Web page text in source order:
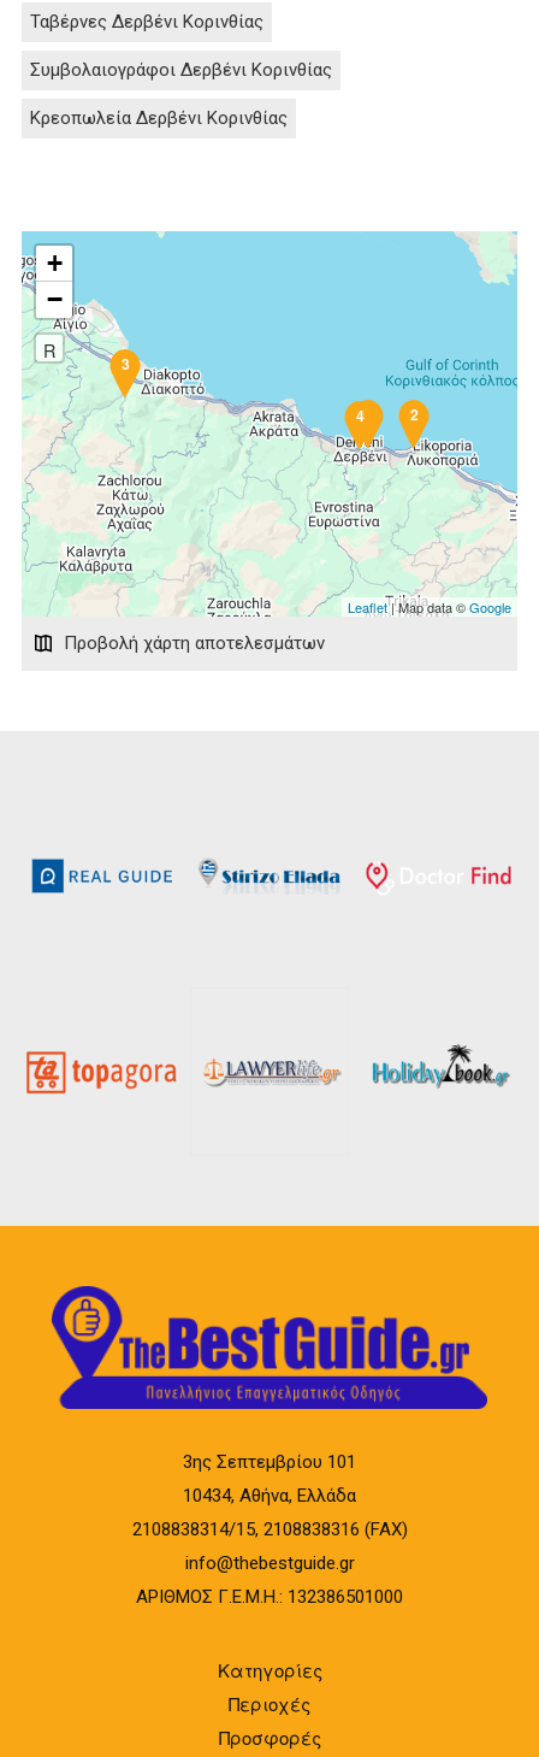
Ταβέρνες Δερβένι Κορινθίας
Συμβολαιογράφοι Δερβένι Κορινθίας
Κρεοπωλεία Δερβένι Κορινθίας
1 2
3
4
+
−
R
Leaflet| Map data ©Google
Προβολή χάρτη αποτελεσμάτων
3ης Σεπτεμβρίου 101
10434, Αθήνα, Ελλάδα
2108838314/15, 2108838316 (FAX)
info@thebestguide.gr
ΑΡΙΘΜΟΣ Γ.Ε.Μ.Η.: 132386501000
Κατηγορίες
Περιοχές
Προσφορές